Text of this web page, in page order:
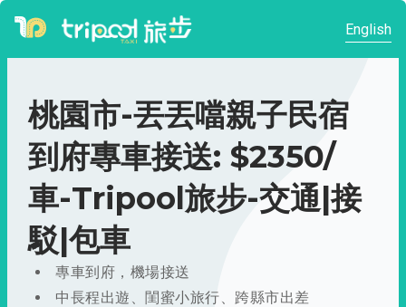
English
桃園市-丟丟噹親子民宿
到府專車接送: $2350/
車-Tripool旅步-交通|接
駁|包車
專車到府，機場接送
中長程出遊、閨蜜小旅行、跨縣市出差